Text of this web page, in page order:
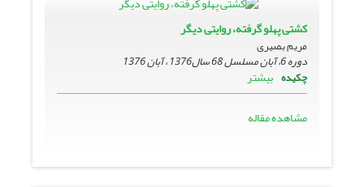
کشتى پهلو گرفته، روایتى دیگر
مریم بصیری
دوره 6، آبان مسلسل 68 سال1376 ، آبان 1376
چکیده بیشتر
مشاهده مقاله